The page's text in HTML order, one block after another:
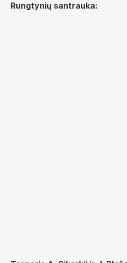
Rungtynių santrauka: